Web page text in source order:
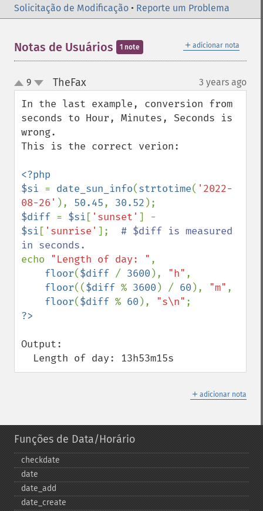
Solicitação de Modificação • Reporte um Problema
＋ adicionar nota
Notas de Usuários 1 note
up
down
9 TheFax¶ 3 years ago
In the last example, conversion from
seconds to Hour, Minutes, Seconds is
wrong.
This is the correct verion:
<?php
$si = date_sun_info(strtotime( '2022-
08-26' ), 50.45, 30.52
$diff = $si [ 'sunset'
$si [ 'sunrise' ]; # $diff is measured
echo "Length of day: " ,
floor($diff / 3600 ), "h" ,
floor(($diff % 3600 ) / 60 ), "m" ,
floor($diff % 60 ), "s\n"
Output:
  Length of day: 13h53m15s
＋ adicionar nota
Funções de Data/Horário
checkdate
date
date_​add
date_​create